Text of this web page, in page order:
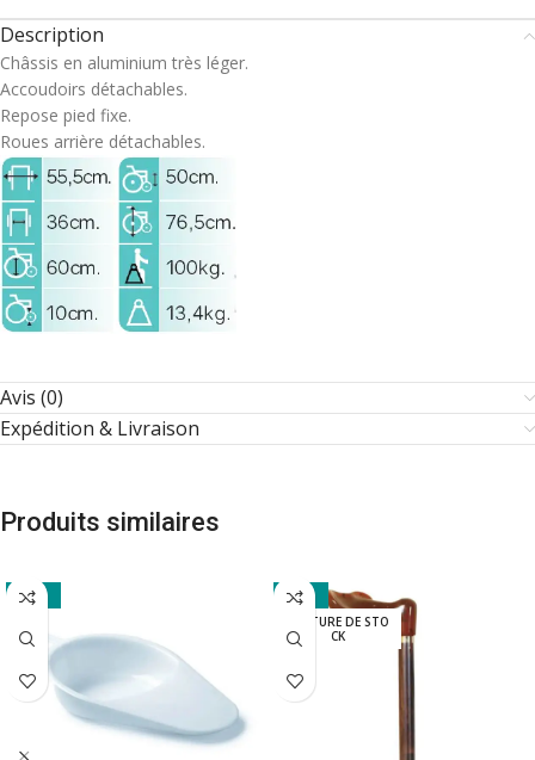
Description
Châssis en aluminium très léger.
Accoudoirs détachables.
Repose pied fixe.
Roues arrière détachables.
Avis (0)
Expédition & Livraison
Produits similaires
-27%
-28%
RUPTURE DE STO
CK